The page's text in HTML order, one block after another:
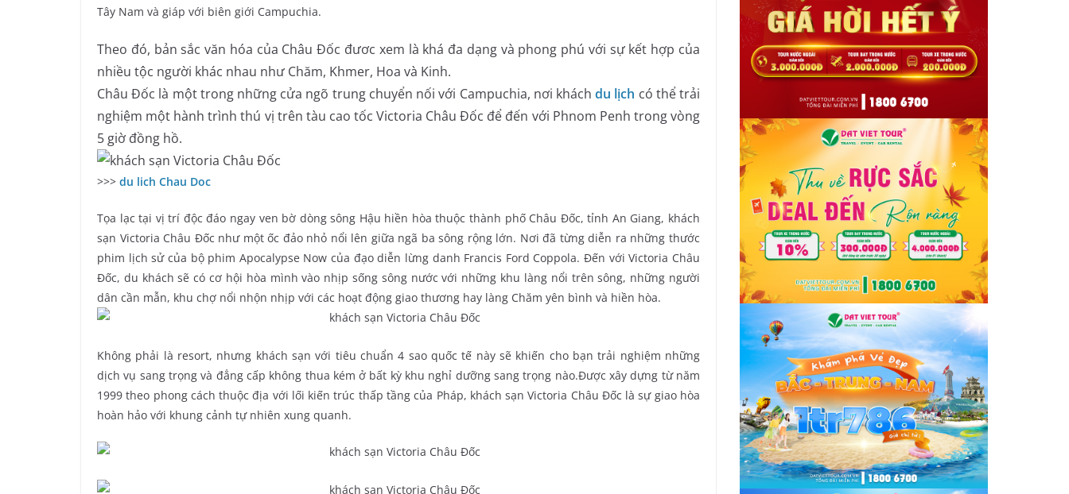
Tây Nam và giáp với biên giới Campuchia.
Theo đó, bản sắc văn hóa của Châu Đốc đươc xem là khá đa dạng và phong phú với sự kết hợp của
nhiều tộc người khác nhau như Chăm, Khmer, Hoa và Kinh.
Châu Đốc là một trong những cửa ngõ trung chuyển nối với Campuchia, nơi khách du lịch có thể trải
nghiệm một hành trình thú vị trên tàu cao tốc Victoria Châu Đốc để đến với Phnom Penh trong vòng
5 giờ đồng hồ.
>>> du lich Chau Doc
Tọa lạc tại vị trí độc đáo ngay ven bờ dòng sông Hậu hiền hòa thuộc thành phố Châu Đốc, tỉnh An Giang, khách
sạn Victoria Châu Đốc như một ốc đảo nhỏ nổi lên giữa ngã ba sông rộng lớn. Nơi đã từng diễn ra những thước
phim lịch sử của bộ phim Apocalypse Now của đạo diễn lừng danh Francis Ford Coppola. Đến với Victoria Châu
Đốc, du khách sẽ có cơ hội hòa mình vào nhịp sống sông nước với những khu làng nổi trên sông, những người
dân cần mẫn, khu chợ nổi nhộn nhịp với các hoạt động giao thương hay làng Chăm yên bình và hiền hòa.
Không phải là resort, nhưng khách sạn với tiêu chuẩn 4 sao quốc tế này sẽ khiến cho bạn trải nghiệm những
dịch vụ sang trọng và đẳng cấp không thua kém ở bất kỳ khu nghỉ dưỡng sang trọng nào.Được xây dựng từ năm
1999 theo phong cách thuộc địa với lối kiến trúc thấp tầng của Pháp, khách sạn Victoria Châu Đốc là sự giao hòa
hoàn hảo với khung cảnh tự nhiên xung quanh.